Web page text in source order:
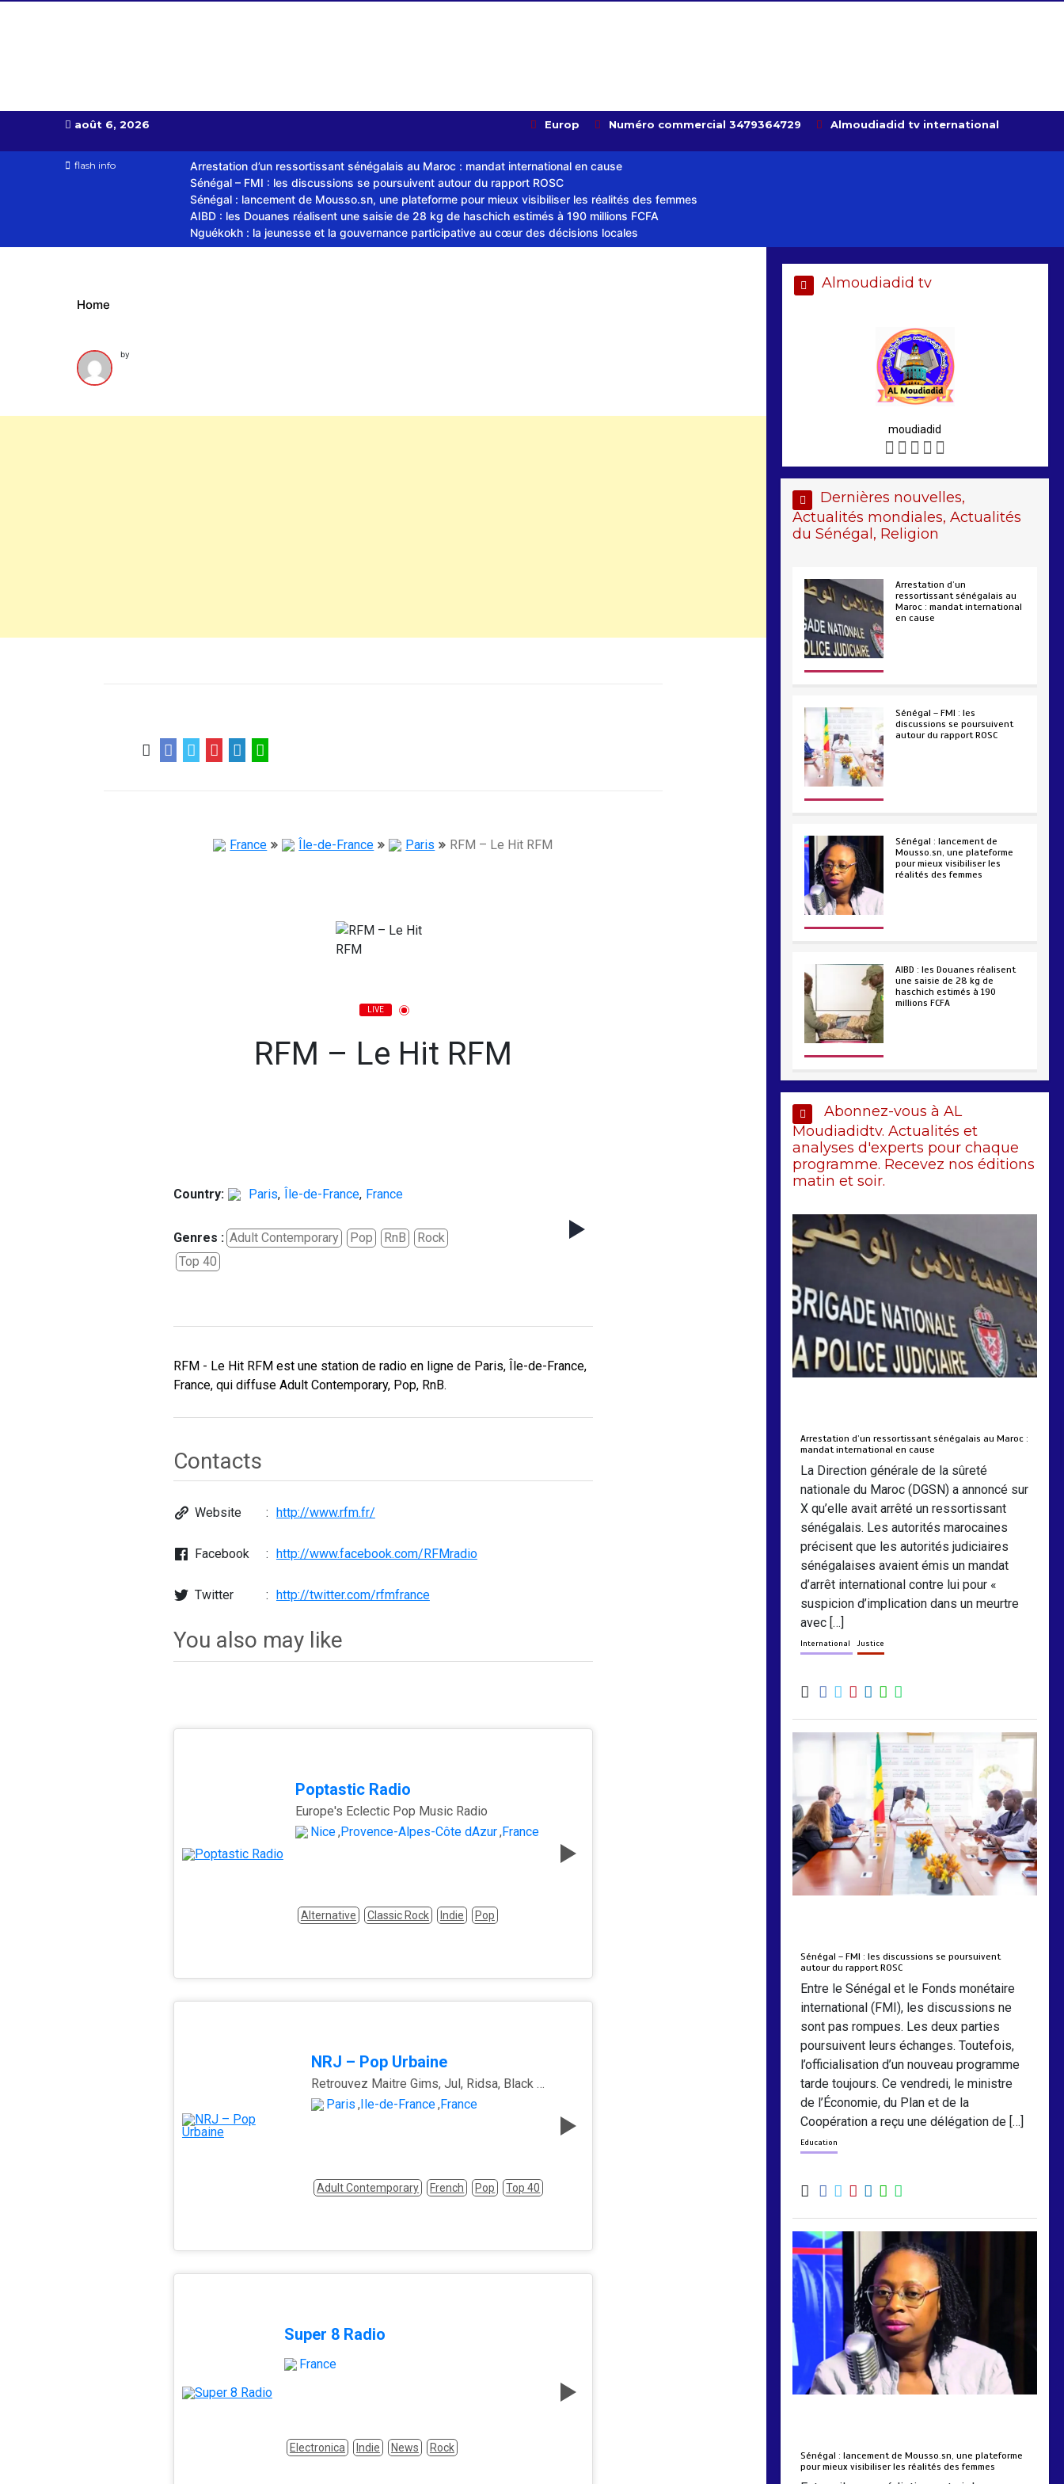
août 6, 2026 Europ Numéro commercial 3479364729 Almoudiadid tv international
flash info
Arrestation d’un ressortissant sénégalais au Maroc : mandat international en cause
Sénégal – FMI : les discussions se poursuivent autour du rapport ROSC
Sénégal : lancement de Mousso.sn, une plateforme pour mieux visibiliser les réalités des femmes
AIBD : les Douanes réalisent une saisie de 28 kg de haschich estimés à 190 millions FCFA
Nguékokh : la jeunesse et la gouvernance participative au cœur des décisions locales
Home
by
France Île-de-France Paris RFM – Le Hit RFM
LIVE
RFM – Le Hit RFM
Country: Paris, Île-de-France, France
Genres : Adult Contemporary Pop RnB
Rock
Top 40
RFM - Le Hit RFM est une station de radio en ligne de Paris, Île-de-France,
France, qui diffuse Adult Contemporary, Pop, RnB.
Contacts
Website http://www.rfm.fr/
Facebook http://www.facebook.com/RFMradio
Twitter http://twitter.com/rfmfrance
You also may like
Poptastic Radio
Europe's Eclectic Pop Music Radio
Nice,Provence-Alpes-Côte dAzur,France
Alternative Classic Rock Indie Pop
NRJ – Pop Urbaine
Retrouvez Maitre Gims, Jul, Ridsa, Black M, Soprano, Tal, tous réunis
Paris , Île-de-France,France
Adult Contemporary French Pop Top 40
Super 8 Radio
France
Electronica Indie News Rock
Almoudiadid tv
moudiadid
Dernières nouvelles,
Actualités mondiales, Actualités
du Sénégal, Religion
Arrestation d’un
ressortissant sénégalais au
Maroc : mandat international
en cause
Sénégal – FMI : les
discussions se poursuivent
autour du rapport ROSC
Sénégal : lancement de
Mousso.sn, une plateforme
pour mieux visibiliser les
réalités des femmes
AIBD : les Douanes réalisent
une saisie de 28 kg de
haschich estimés à 190
millions FCFA
Abonnez-vous à AL
Moudiadidtv. Actualités et
analyses d'experts pour chaque
programme. Recevez nos éditions
matin et soir.
Arrestation d’un ressortissant sénégalais au Maroc :
mandat international en cause
La Direction générale de la sûreté
nationale du Maroc (DGSN) a annoncé sur
X qu’elle avait arrêté un ressortissant
sénégalais. Les autorités marocaines
précisent que les autorités judiciaires
sénégalaises avaient émis un mandat
d’arrêt international contre lui pour «
suspicion d’implication dans un meurtre
avec […]
International Justice
Sénégal – FMI : les discussions se poursuivent
autour du rapport ROSC
Entre le Sénégal et le Fonds monétaire
international (FMI), les discussions ne
sont pas rompues. Les deux parties
poursuivent leurs échanges. Toutefois,
l’officialisation d’un nouveau programme
tarde toujours. Ce vendredi, le ministre
de l’Économie, du Plan et de la
Coopération a reçu une délégation de […]
Education
Sénégal : lancement de Mousso.sn, une plateforme
pour mieux visibiliser les réalités des femmes